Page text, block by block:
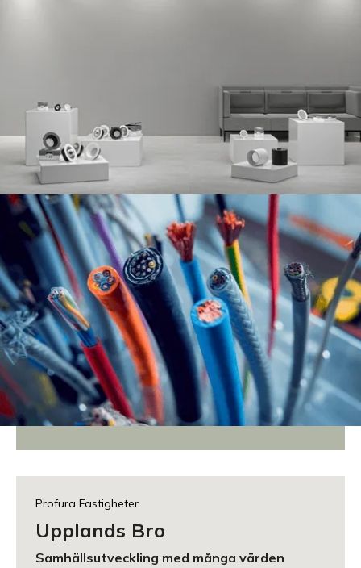
Andra investeringsexempel
Profura Utveckling
Nordanå Trä
Vi värnar om den svenska landsbygden
Läs mer
Profura Fastigheter
Upplands Bro
Samhällsutveckling med många värden